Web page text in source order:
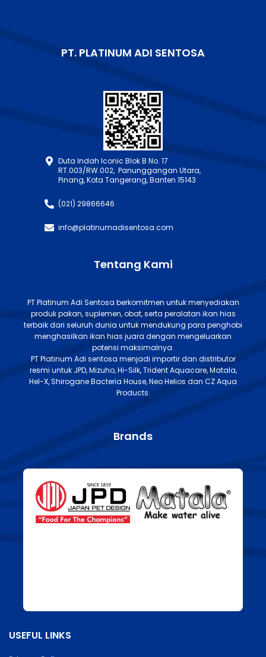
PT. PLATINUM ADI SENTOSA
Duta Indah Iconic Blok B No. 17
RT.003/RW.002, Panunggangan Utara,
Pinang, Kota Tangerang, Banten 15143
(021) 29866646
info@platinumadisentosa.com
Tentang Kami
PT Platinum Adi Sentosa berkomitmen untuk menyediakan
produk pakan, suplemen, obat, serta peralatan ikan hias
terbaik dari seluruh dunia untuk mendukung para penghobi
menghasilkan ikan hias juara dengan mengeluarkan
potensi maksimalnya.
PT Platinum Adi sentosa menjadi importir dan distributor
resmi untuk JPD, Mizuho, Hi-Silk, Trident Aquacare, Matala,
Hel-X, Shirogane Bacteria House, Neo Helios dan CZ Aqua
Products.
Brands
USEFUL LINKS